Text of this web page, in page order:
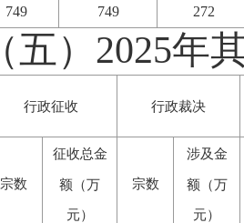
749 749 272
（五）2025
行政征收 行政裁决
宗数
征收总金
额（万
元）
宗数
涉及金
额（万
元）